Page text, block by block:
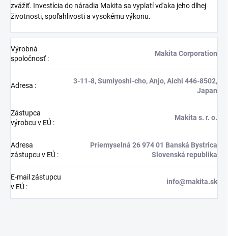
zvážiť. Investícia do náradia Makita sa vyplatí vďaka jeho dlhej
životnosti, spoľahlivosti a vysokému výkonu.
Výrobná
spoločnosť:
Makita Corporation
Adresa :
3-11-8, Sumiyoshi-cho, Anjo, Aichi 446-8502,
Japan
Zástupca
výrobcu v EÚ :
Makita s. r. o.
Adresa
zástupcu v EÚ :
Priemyselná 26 974 01 Banská Bystrica
Slovenská republika
E-mail zástupcu
v EÚ :
info@makita.sk